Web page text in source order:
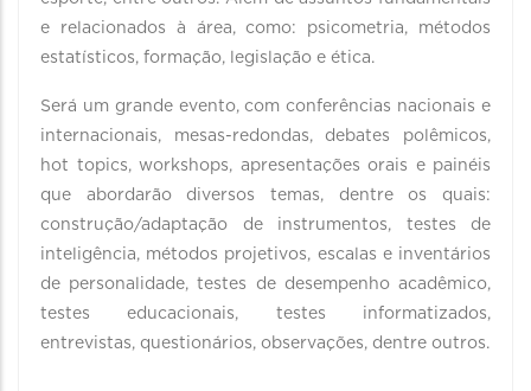
e relacionados à área, como: psicometria, métodos
estatísticos, formação, legislação e ética.
Será um grande evento, com conferências nacionais e
internacionais, mesas-redondas, debates polêmicos,
hot topics, workshops, apresentações orais e painéis
que abordarão diversos temas, dentre os quais:
construção/adaptação de instrumentos, testes de
inteligência, métodos projetivos, escalas e inventários
de personalidade, testes de desempenho acadêmico,
testes educacionais, testes informatizados,
entrevistas, questionários, observações, dentre outros.